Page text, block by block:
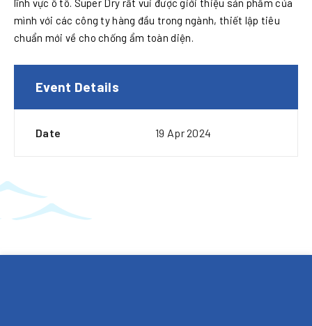
lĩnh vực ô tô. Super Dry rất vui được giới thiệu sản phẩm của
mình với các công ty hàng đầu trong ngành, thiết lập tiêu
chuẩn mới về cho chống ẩm toàn diện.
Event Details
Date 19 Apr 2024